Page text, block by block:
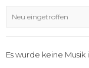
Neu eingetroffen
Es wurde keine